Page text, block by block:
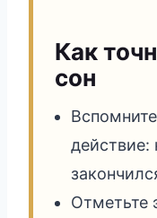
Как
сон
действие:
Отметьте